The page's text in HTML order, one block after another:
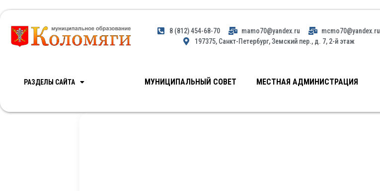
8 (812) 454-68-70 mamo70@yandex.ru
mcmo70@yandex.ru
197375, Санкт-Петербург, Земский пер., д. 7, 2-й этаж
РАЗДЕЛЫ САЙТА МУНИЦИПАЛЬНЫЙ СОВЕТ МЕСТНАЯ АДМИНИСТРАЦИЯ